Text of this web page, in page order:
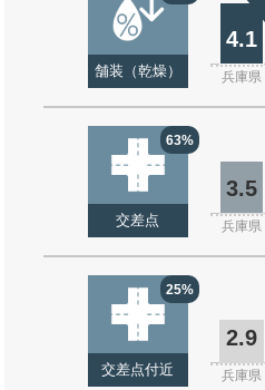
舗装（乾燥）
4.1
兵庫県
63%
交差点
3.5
兵庫県
25%
交差点付近
2.9
兵庫県